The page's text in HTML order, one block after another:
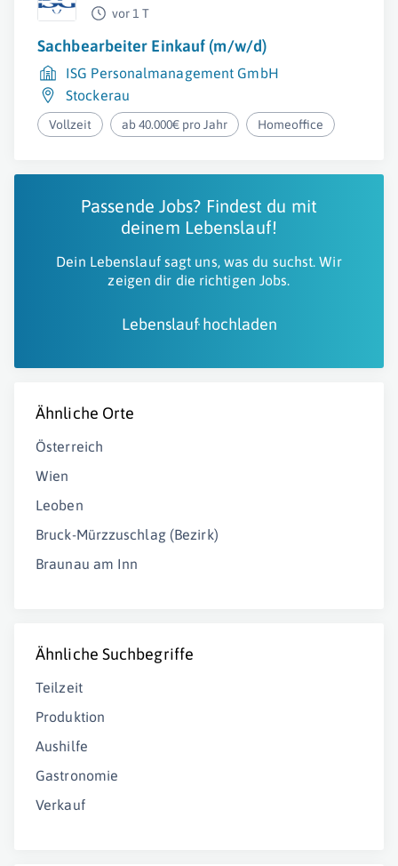
vor 1 T
Sachbearbeiter Einkauf (m/w/d)
ISG Personalmanagement GmbH
Stockerau
Vollzeit ab 40.000€ pro Jahr Homeoffice
Passende Jobs? Findest du mit
deinem Lebenslauf!
Dein Lebenslauf sagt uns, was du suchst. Wir
zeigen dir die richtigen Jobs.
Lebenslauf hochladen
Ähnliche Orte
Österreich
Wien
Leoben
Bruck-Mürzzuschlag (Bezirk)
Braunau am Inn
Ähnliche Suchbegriffe
Teilzeit
Produktion
Aushilfe
Gastronomie
Verkauf